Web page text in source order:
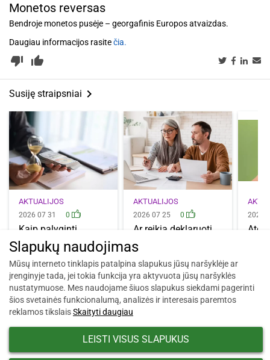
Monetos reversas
Bendroje monetos pusėje – georgafinis Europos atvaizdas.
Daugiau informacijos rasitečia.
thumb_up_alt
thumb_down_alt
Susiję straipsniai keyboard_arrow_right
AKTUALIJOS
2026 07 31 0
Kaip palyginti
terminuotų indėlių
palūkanas? Į ką…
AKTUALIJOS
2026 07 25 0
Ar reikia deklaruoti
Kada tai…
2026
Slapukų naudojimas
Mūsų interneto tinklapis patalpina slapukus jūsų naršyklėje ar
įrenginyje tada, jei tokia funkcija yra aktyvuota jūsų naršyklės
nustatymuose. Mes naudojame šiuos slapukus siekdami pagerinti
šios svetainės funkcionalumą, analizės ir interesais paremtos
reklamos tikslaisSkaityti daugiau
LEISTI VISUS SLAPUKUS